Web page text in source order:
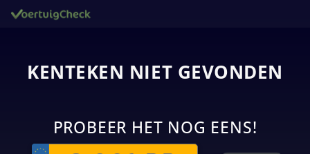
KENTEKEN NIET GEVONDEN
PROBEER HET NOG EENS!